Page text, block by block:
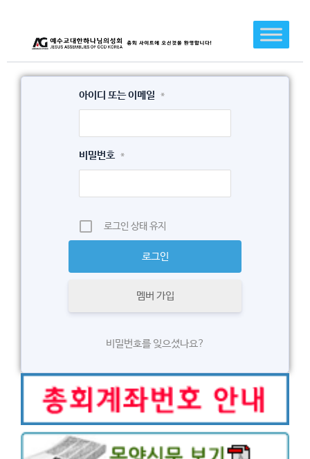
로
아이디 또는 이메일 *
비밀번호 *
로그인 상태 유지
멤버 가입
비밀번호를 잊으셨나요?